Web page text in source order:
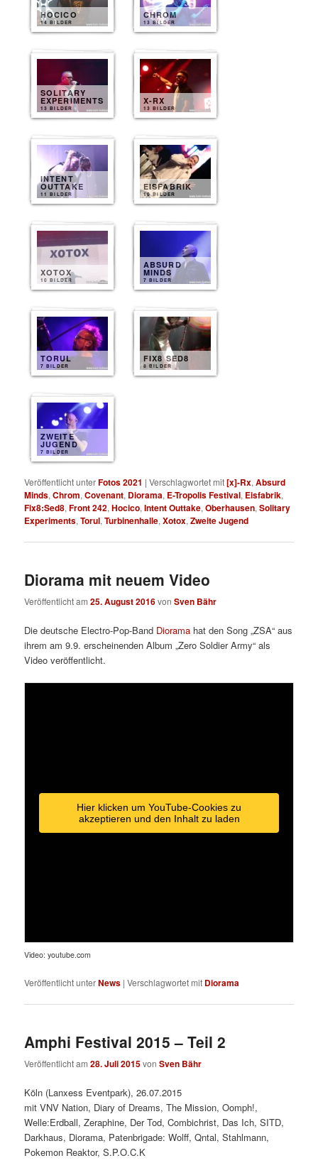
HOCICO
14 BILDER
CHROM
13 BILDER
SOLITARY
EXPERIMENTS
13 BILDER
X-RX
13 BILDER
INTENT
OUTTAKE
11 BILDER
EISFABRIK
10 BILDER
XOTOX
10 BILDER
ABSURD
MINDS
7 BILDER
TORUL
7 BILDER
FIX8 SED8
8 BILDER
ZWEITE
JUGEND
7 BILDER
Veröffentlicht unterFotos 2021 |Verschlagwortet mit[x]-Rx,Absurd
Minds,Chrom,Covenant, Diorama, E-Tropolis Festival, Eisfabrik,
Fix8:Sed8,Front 242,Hocico,Intent Outtake,Oberhausen,Solitary
Experiments,Torul,Turbinenhalle,Xotox,Zweite Jugend
Diorama mit neuem Video
Veröffentlicht am25. August 2016vonSven Bähr
Die deutsche Electro-Pop-Band Diorama hat den Song „ZSA“ aus
ihrem am 9.9. erscheinenden Album „Zero Soldier Army“ als
Video veröffentlicht.
Hier klicken um YouTube-Cookies zu
akzeptieren und den Inhalt zu laden
Video: youtube.com
Veröffentlicht unterNews |Verschlagwortet mit Diorama
Amphi Festival 2015 – Teil 2
Veröffentlicht am28. Juli 2015vonSven Bähr
Köln (Lanxess Eventpark), 26.07.2015
mit VNV Nation, Diary of Dreams, The Mission, Oomph!,
Welle:Erdball, Zeraphine, Der Tod, Combichrist, Das Ich, SITD,
Darkhaus, Diorama, Patenbrigade: Wolff, Qntal, Stahlmann,
Pokemon Reaktor, S.P.O.C.K